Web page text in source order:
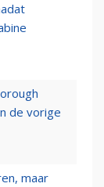
de vorige
maar